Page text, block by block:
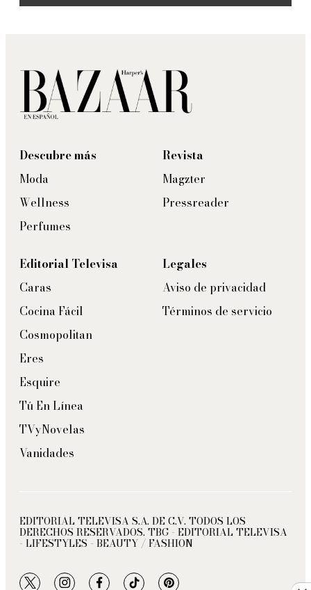
Descubre más
Moda
Wellness
Perfumes
Revista
Magzter
Pressreader
Editorial Televisa
Caras
Cocina Fácil
Cosmopolitan
Eres
Esquire
Tú En Línea
TVyNovelas
Vanidades
Legales
Aviso de privacidad
Términos de servicio
EDITORIAL TELEVISA S.A. DE C.V. TODOS LOS
DERECHOS RESERVADOS. TBG - EDITORIAL TELEVISA
- LIFESTYLES - BEAUTY / FASHION